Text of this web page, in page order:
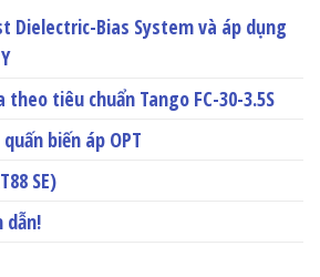
Dielectric-Bias System và áp dụng
tiêu chuẩn Tango FC-30-3.5S
quấn biến áp OPT
SE)
dẫn!